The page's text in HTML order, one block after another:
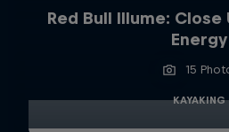
Red Bull Illume: Close
Energy
15
KAYAKING